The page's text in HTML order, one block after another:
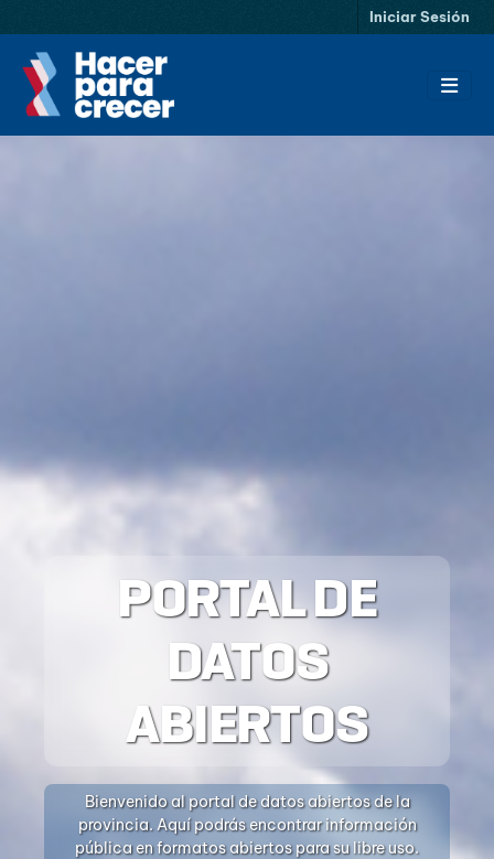
Iniciar Sesión
PORTAL DE
DATOS
ABIERTOS
Bienvenido al portal de datos abiertos de la
provincia. Aquí podrás encontrar información
pública en formatos abiertos para su libre uso.